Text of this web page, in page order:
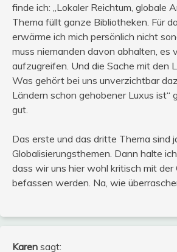
finde ich: „Lokaler Reichtum, globale
Thema füllt ganze Bibliotheken. Für
erwärme ich mich persönlich nicht
muss niemanden davon abhalten, es
aufzugreifen. Und die Sache mit den
Was gehört bei uns unverzichtbar
Ländern schon gehobener Luxus ist“
gut.
Das erste und das dritte Thema sind
Globalisierungsthemen. Dann halte
dass wir uns hier wohl kritisch mit der
befassen werden. Na, wie
Karen sagt: